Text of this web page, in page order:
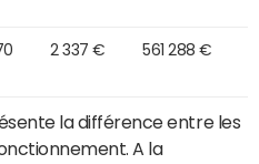
2 337 € 561 288 €
la différence entre les
A la